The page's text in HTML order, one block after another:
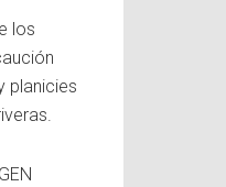
los
planicies